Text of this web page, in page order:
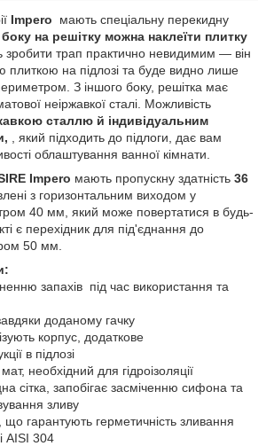
Impero мають спеціальну перекидну
на решітку можна наклеїти плитку
зробити трап практично невидимим — він
плиткою на підлозі та буде видно лише
З іншого боку, решітка має
неіржавкої сталі. Можливість
сталлю й індивідуальним
, який підходить до підлоги, дає вам
облаштування ванної кімнати.
Impero мають пропускну здатність 36
з горизонтальним виходом у
40 мм, який може повертатися в будь-
є перехідник для під'єднання до
50 мм.
запахів під час використання та
доданому гачку
корпус, додаткове
в підлозі
необхідний для гідроізоляції
сітка, запобігає засміченню сифона та
зливу
що гарантують герметичність зливання
AISI 304